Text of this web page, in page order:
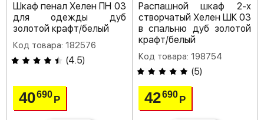
Шкаф пенал Хелен ПН 03
для одежды дуб
золотой крафт/белый
Код товара: 182576
(4.5)
40690Р
Распашной шкаф 2-х
створчатый Хелен ШК 03
в спальню дуб золотой
крафт/белый
Код товара: 198754
(5)
42690 Р